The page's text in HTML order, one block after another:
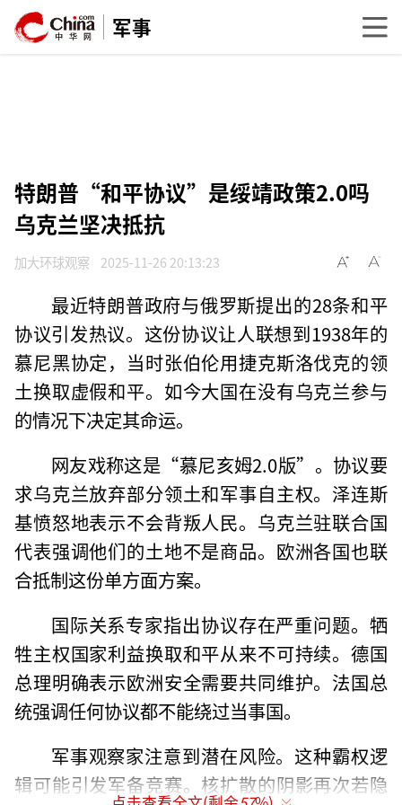
军事
特朗普“和平协议”是绥靖政策2.0吗
乌克兰坚决抵抗
加大环球观察 2025-11-26 20:13:23
最近特朗普政府与俄罗斯提出的28条和平
协议引发热议。这份协议让人联想到1938年的
慕尼黑协定，当时张伯伦用捷克斯洛伐克的领
土换取虚假和平。如今大国在没有乌克兰参与
的情况下决定其命运。
网友戏称这是“慕尼亥姆2.0版”。协议要
求乌克兰放弃部分领土和军事自主权。泽连斯
基愤怒地表示不会背叛人民。乌克兰驻联合国
代表强调他们的土地不是商品。欧洲各国也联
合抵制这份单方面方案。
国际关系专家指出协议存在严重问题。牺
牲主权国家利益换取和平从来不可持续。德国
总理明确表示欧洲安全需要共同维护。法国总
统强调任何协议都不能绕过当事国。
军事观察家注意到潜在风险。这种霸权逻
辑可能引发军备竞赛。核扩散的阴影再次若隐